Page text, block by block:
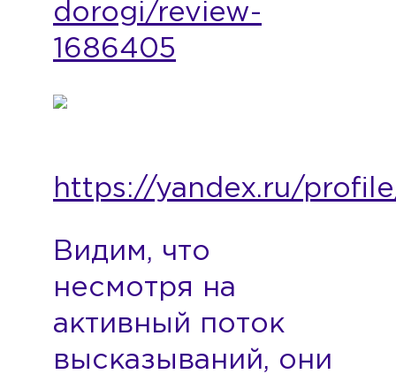
dorogi/review-
1686405
https://yandex.ru/
Видим, что
несмотря на
активный поток
высказываний, они